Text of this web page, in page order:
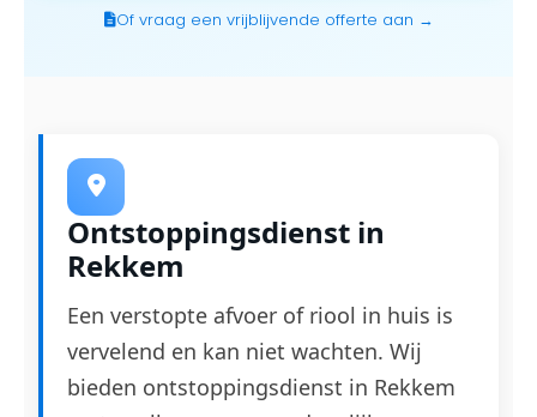
Of vraag een vrijblijvende offerte aan →
Ontstoppingsdienst in
Rekkem
Een verstopte afvoer of riool in huis is
vervelend en kan niet wachten. Wij
bieden ontstoppingsdienst in Rekkem